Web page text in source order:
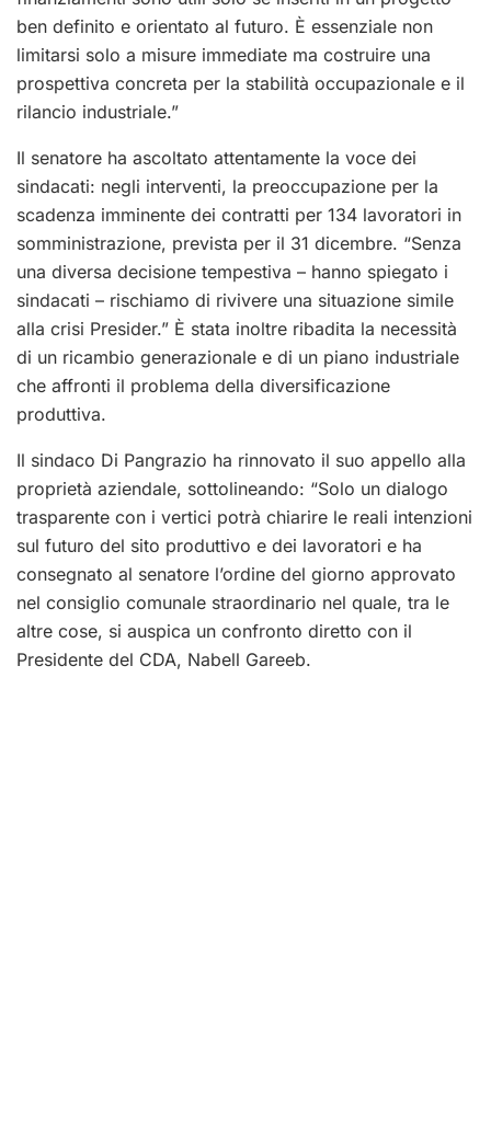
ben definito e orientato al futuro. È essenziale non
limitarsi solo a misure immediate ma costruire una
prospettiva concreta per la stabilità occupazionale e il
rilancio industriale.”
Il senatore ha ascoltato attentamente la voce dei
sindacati: negli interventi, la preoccupazione per la
scadenza imminente dei contratti per 134 lavoratori in
somministrazione, prevista per il 31 dicembre. “Senza
una diversa decisione tempestiva – hanno spiegato i
sindacati – rischiamo di rivivere una situazione simile
alla crisi Presider.” È stata inoltre ribadita la necessità
di un ricambio generazionale e di un piano industriale
che affronti il problema della diversificazione
produttiva.
Il sindaco Di Pangrazio ha rinnovato il suo appello alla
proprietà aziendale, sottolineando: “Solo un dialogo
trasparente con i vertici potrà chiarire le reali intenzioni
sul futuro del sito produttivo e dei lavoratori e ha
consegnato al senatore l’ordine del giorno approvato
nel consiglio comunale straordinario nel quale, tra le
altre cose, si auspica un confronto diretto con il
Presidente del CDA, Nabell Gareeb.